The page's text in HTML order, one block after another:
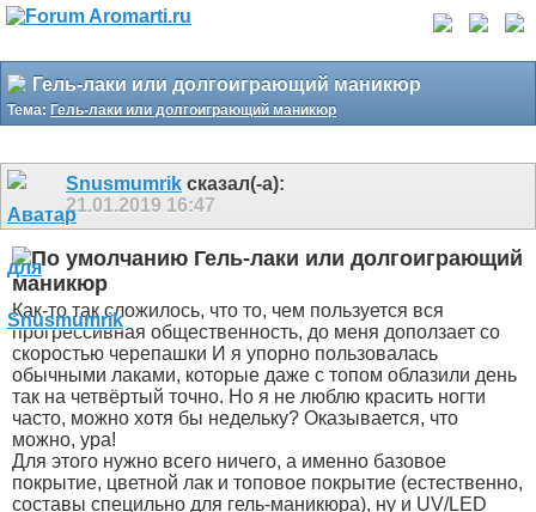
Гель-лаки или долгоиграющий маникюр
Тема: Гель-лаки или долгоиграющий маникюр
Snusmumrik сказал(-а):
21.01.2019 16:47
Гель-лаки или долгоиграющий
маникюр
Как-то так сложилось, что то, чем пользуется вся
прогрессивная общественность, до меня доползает со
скоростью черепашки И я упорно пользовалась
обычными лаками, которые даже с топом облазили день
так на четвёртый точно. Но я не люблю красить ногти
часто, можно хотя бы недельку? Оказывается, что
можно, ура!
Для этого нужно всего ничего, а именно базовое
покрытие, цветной лак и топовое покрытие (естественно,
составы специльно для гель-маникюра), ну и UV/LED